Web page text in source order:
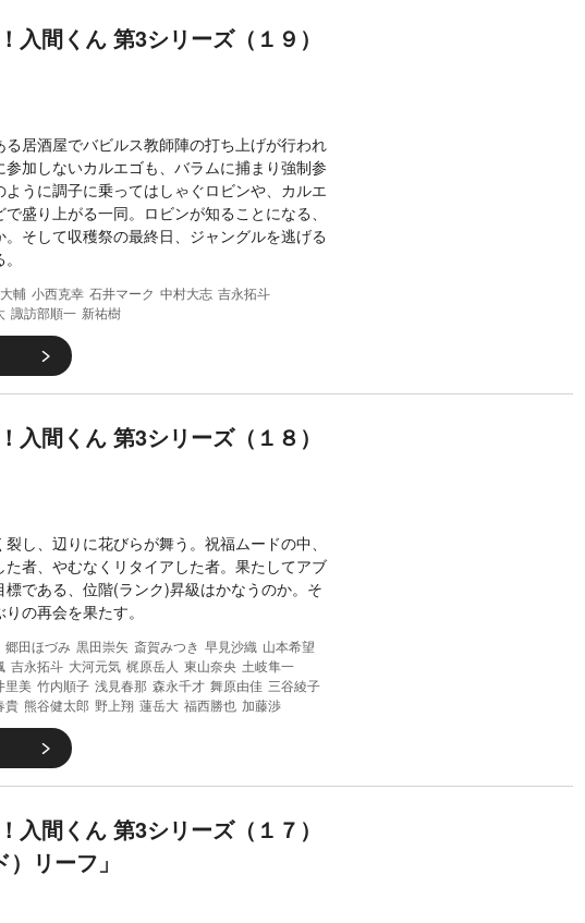
入間くん 第3シリーズ（１９）
居酒屋でバビルス教師陣の打ち上げが行われ
加しないカルエゴも、バラムに捕まり強制参
うに調子に乗ってはしゃぐロビンや、カルエ
盛り上がる一同。ロビンが知ることになる、
そして収穫祭の最終日、ジャングルを逃げる
輔 小西克幸 石井マーク 中村大志 吉永拓斗
諏訪部順一 新祐樹
入間くん 第3シリーズ（１８）
し、辺りに花びらが舞う。祝福ムードの中、
者、やむなくリタイアした者。果たしてアブ
である、位階(ランク)昇級はかなうのか。そ
の再会を果たす。
郷田ほづみ 黒田崇矢 斎賀みつき 早見沙織 山本希望
吉永拓斗 大河元気 梶原岳人 東山奈央 土岐隼一
里美 竹内順子 浅見春那 森永千才 舞原由佳 三谷綾子
貴 熊谷健太郎 野上翔 蓮岳大 福西勝也 加藤渉
入間くん 第3シリーズ（１７）
リーフ」